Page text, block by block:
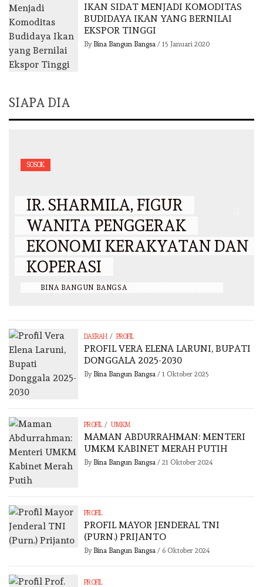
IKAN SIDAT MENJADI KOMODITAS
BUDIDAYA IKAN YANG BERNILAI
EKSPOR TINGGI
By Bina Bangun Bangsa / 15 Januari 2020
SIAPA DIA
SOSOK
IR. SHARMILA, FIGUR
WANITA PENGGERAK
EKONOMI KERAKYATAN DAN
KOPERASI
BINA BANGUN BANGSA
DAERAH / PROFIL
PROFIL VERA ELENA LARUNI, BUPATI
DONGGALA 2025-2030
By Bina Bangun Bangsa / 1 Oktober 2025
PROFIL / UMKM
MAMAN ABDURRAHMAN: MENTERI
UMKM KABINET MERAH PUTIH
By Bina Bangun Bangsa / 21 Oktober 2024
PROFIL
PROFIL MAYOR JENDERAL TNI
(PURN.) PRIJANTO
By Bina Bangun Bangsa / 6 Oktober 2024
PROFIL